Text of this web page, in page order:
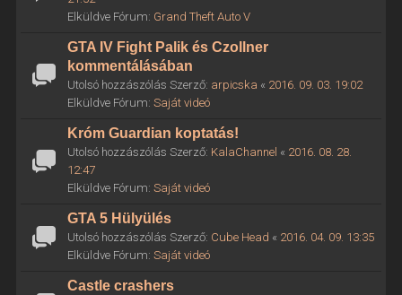
Elküldve Fórum: Grand Theft Auto V
GTA IV Fight Palik és Czollner
kommentálásában
Utolsó hozzászólás Szerző: arpicska « 2016. 09. 03. 19:02
Elküldve Fórum: Saját videó
Króm Guardian koptatás!
Utolsó hozzászólás Szerző: KalaChannel « 2016. 08. 28.
12:47
Elküldve Fórum: Saját videó
GTA 5 Hülyülés
Utolsó hozzászólás Szerző: Cube Head « 2016. 04. 09. 13:35
Elküldve Fórum: Saját videó
Castle crashers